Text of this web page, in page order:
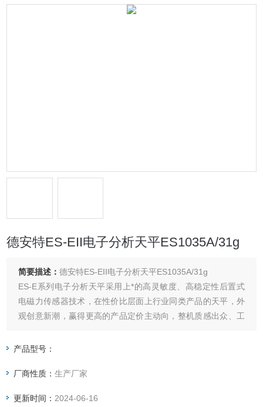
德安特ES-EII电子分析天平ES1035A/31g
简要描述：德安特ES-EII电子分析天平ES1035A/31g
ES-E系列电子分析天平采用上*的高灵敏度、高稳定性后置式
电磁力传感器技术，在性价比层面上行业同类产品的天平，外
观创意新潮，赢得更高的产品定价主动向，整机质感出众、工
产品型号：
厂商性质：生产厂家
更新时间： 2024-06-16